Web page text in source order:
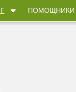
ПОМОЩНИКИ